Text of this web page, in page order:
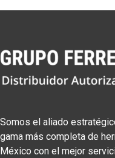
Somos el aliado
gama más completa de
México con el mejor